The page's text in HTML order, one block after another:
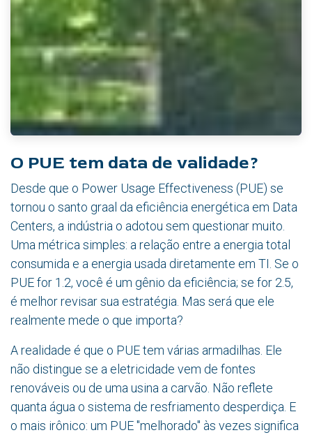
O PUE tem data de validade?
Desde que o Power Usage Effectiveness (PUE) se
tornou o santo graal da eficiência energética em Data
Centers, a indústria o adotou sem questionar muito.
Uma métrica simples: a relação entre a energia total
consumida e a energia usada diretamente em TI. Se o
PUE for 1.2, você é um gênio da eficiência; se for 2.5,
é melhor revisar sua estratégia. Mas será que ele
realmente mede o que importa?
A realidade é que o PUE tem várias armadilhas. Ele
não distingue se a eletricidade vem de fontes
renováveis ou de uma usina a carvão. Não reflete
quanta água o sistema de resfriamento desperdiça. E
o mais irônico: um PUE "melhorado" às vezes significa